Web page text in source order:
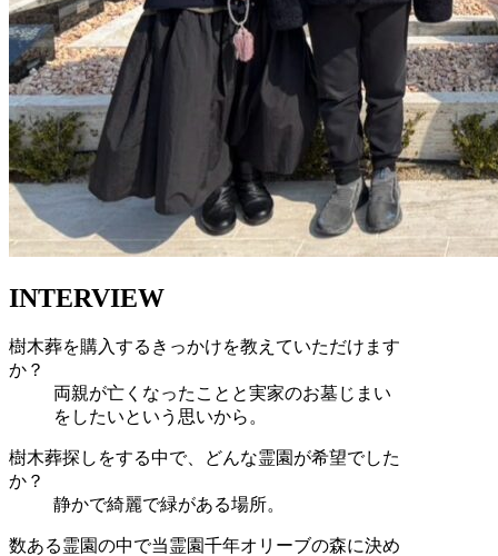
INTERVIEW
樹木葬を購入するきっかけを教えていただけます
か？
両親が亡くなったことと実家のお墓じまい
をしたいという思いから。
樹木葬探しをする中で、どんな霊園が希望でした
か？
静かで綺麗で緑がある場所。
数ある霊園の中で当霊園千年オリーブの森に決め